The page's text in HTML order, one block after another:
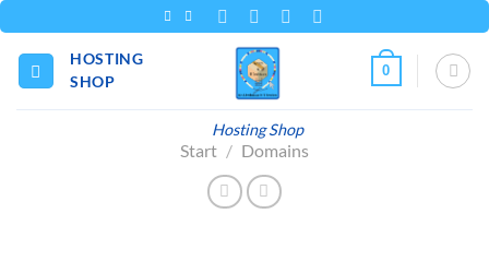
Inhalt
springen
Hosting Shop
HOSTING
SHOP
0
Start / Domains